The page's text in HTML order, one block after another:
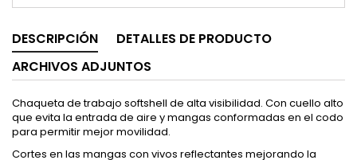
DESCRIPCIÓN
DETALLES DE PRODUCTO
ARCHIVOS ADJUNTOS
Chaqueta de trabajo softshell de alta visibilidad. Con cuello alto
que evita la entrada de aire y mangas conformadas en el codo
para permitir mejor movilidad.
Cortes en las mangas con vivos reflectantes mejorando la